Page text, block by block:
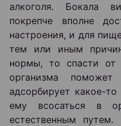
алкоголя. Бокала
покрепче вполне
настроения, и для
тем или иным
нормы, то спасти от
организма поможет
адсорбирует какое-
ему всосаться в
естественным